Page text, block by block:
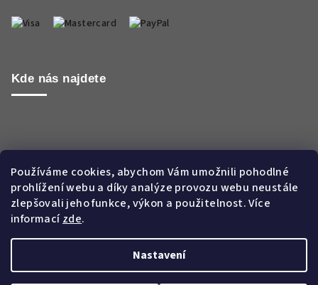
Používáme cookies, abychom Vám umožnili pohodlné
prohlížení webu a díky analýze provozu webu neustále
zlepšovali jeho funkce, výkon a použitelnost. Více
informacízde.
Nastavení
Kde nás najdete